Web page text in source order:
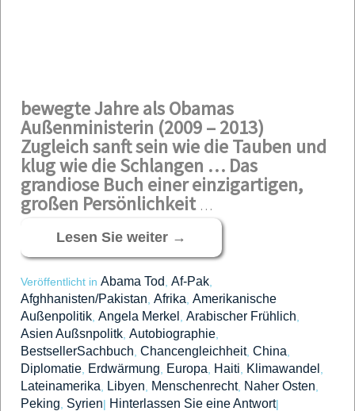
bewegte Jahre als Obamas
Außenministerin (2009 – 2013)
Zugleich sanft sein wie die Tauben und
klug wie die Schlangen … Das
grandiose Buch einer einzigartigen,
großen Persönlichkeit …
Lesen Sie weiter →
Veröffentlicht in Abama Tod Af-Pak
Afghhanisten/Pakistan Afrika Amerikanische
Außenpolitik Angela Merkel Arabischer Frühlich
Asien Außsnpolitk Autobiographie
BestsellerSachbuch Chancengleichheit, China
Diplomatie Erdwärmung Europa Haiti Klimawandel
Lateinamerika Libyen Menschenrecht, Naher Osten
Peking Syrien| Hinterlassen Sie eine Antwort|